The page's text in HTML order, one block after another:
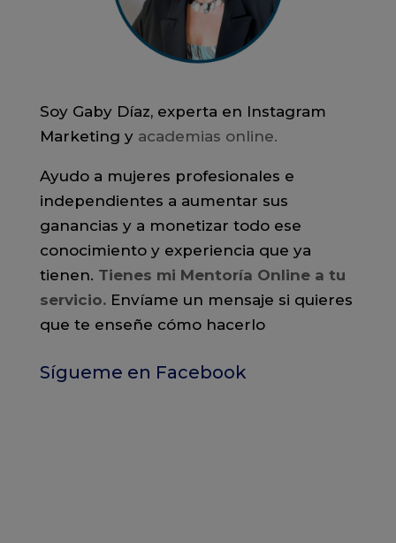
Soy Gaby Díaz, experta en Instagram
Marketing y academias online.
Ayudo a mujeres profesionales e
independientes a aumentar sus
ganancias y a monetizar todo ese
conocimiento y experiencia que ya
tienen. Tienes mi Mentoría Online a tu
servicio.Envíame un mensaje si quieres
que te enseñe cómo hacerlo
Sígueme en Facebook